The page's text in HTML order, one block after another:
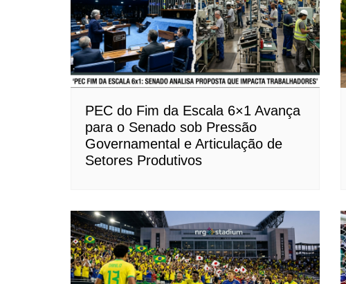
PEC do Fim da Escala 6×1 Avança
para o Senado sob Pressão
Governamental e Articulação de
Setores Produtivos